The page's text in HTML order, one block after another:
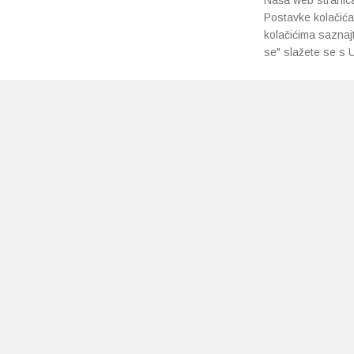
Postavke
kolačićima
se" slažete se s